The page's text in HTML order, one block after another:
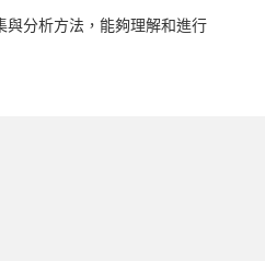
與分析方法，能夠理解和進行